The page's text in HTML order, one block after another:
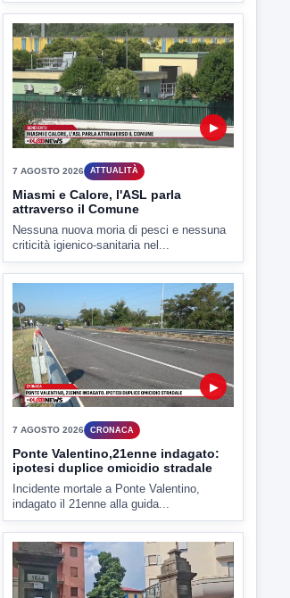
Il Benevento è pronto al debutto di Coppa
Italia. Scelte...
Miasmi e Calore, l'ASL parla
attraverso il Comune
Nessuna nuova moria di pesci e nessuna
criticità igienico-sanitaria nel...
7 AGOSTO 2026
Ponte Valentino,21enne indagato:
Incidente mortale a Ponte Valentino,
indagato il 21enne alla guida...